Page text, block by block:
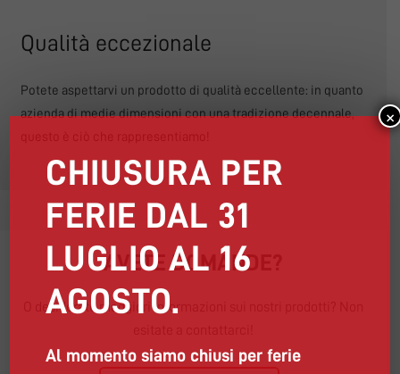
Qualità eccezionale
Potete aspettarvi un prodotto di qualità eccellente: in quanto
azienda di medie dimensioni con una tradizione decennale,
AVETE DOMANDE?
O desiderate maggiori informazioni sui nostri prodotti? Non
CHIUSURA PER
FERIE DAL 31
LUGLIO AL 16
AGOSTO.
Al momento siamo chiusi per ferie
×